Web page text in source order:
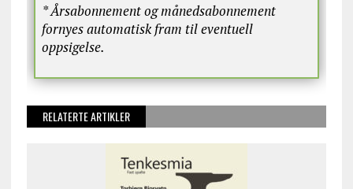
* Årsabonnement og månedsabonnement
fornyes automatisk fram til eventuell
oppsigelse.
RELATERTE ARTIKLER